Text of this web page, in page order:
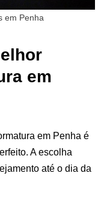
em Penha
em
em Penha é
A escolha
até o dia da